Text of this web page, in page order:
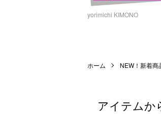
yorimichi KIMONO
ホーム NEW！新着商
アイテムか